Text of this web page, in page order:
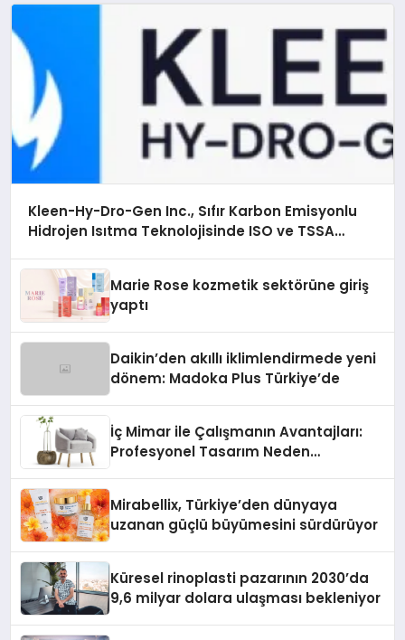
Kleen-Hy-Dro-Gen Inc., Sıfır Karbon Emisyonlu
Hidrojen Isıtma Teknolojisinde ISO ve TSSA
Marie Rose kozmetik sektörüne giriş
yaptı
Daikin’den akıllı iklimlendirmede yeni
dönem: Madoka Plus Türkiye’de
İç Mimar ile Çalışmanın Avantajları:
Profesyonel Tasarım Neden
Mirabellix, Türkiye’den dünyaya
uzanan güçlü büyümesini sürdürüyor
Küresel rinoplasti pazarının 2030’da
9,6 milyar dolara ulaşması bekleniyor